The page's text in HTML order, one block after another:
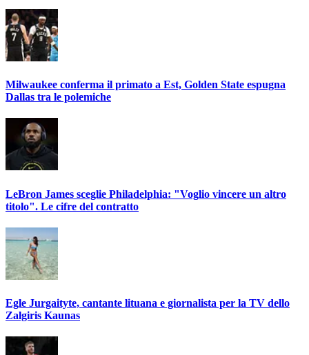
Milwaukee conferma il primato a Est, Golden State espugna
Dallas tra le polemiche
LeBron James sceglie Philadelphia: "Voglio vincere un altro
titolo". Le cifre del contratto
Egle Jurgaityte, cantante lituana e giornalista per la TV dello
Zalgiris Kaunas